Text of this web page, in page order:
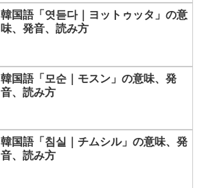
韓国語「엿듣다｜ヨットゥッタ」の意
味、発音、読み方
韓国語「모순｜モスン」の意味、発
音、読み方
韓国語「침실｜チムシル」の意味、発
音、読み方